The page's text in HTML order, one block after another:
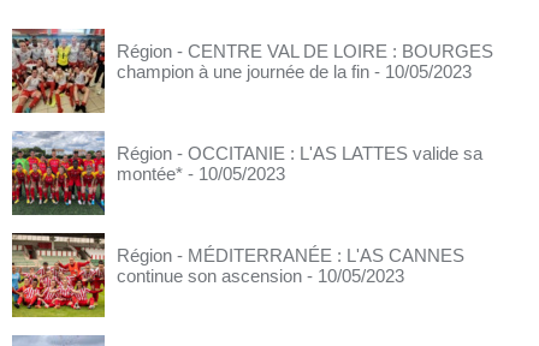
Région - CENTRE VAL DE LOIRE : BOURGES
champion à une journée de la fin - 10/05/2023
Région - OCCITANIE : L'AS LATTES valide sa
montée* - 10/05/2023
Région - MÉDITERRANÉE : L'AS CANNES
continue son ascension - 10/05/2023